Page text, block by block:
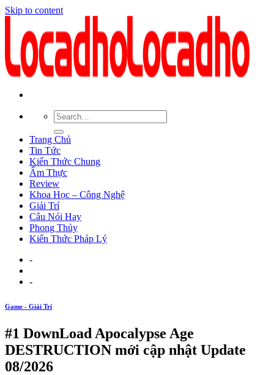
Skip to content
Trang Chủ
Tin Tức
Kiến Thức Chung
Ẩm Thực
Review
Khoa Học – Công Nghệ
Giải Trí
Câu Nói Hay
Phong Thủy
Kiến Thức Pháp Lý
-
-
Game - Giải Trí
#1 DownLoad Apocalypse Age
DESTRUCTION mới cập nhật Update
08/2026